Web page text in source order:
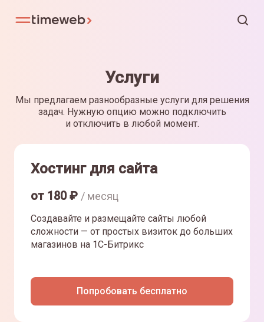
Услуги
Мы предлагаем разнообразные услуги для решения
задач. Нужную опцию можно подключить
и отключить в любой момент.
Хостинг для сайта
от 180₽ / месяц
Создавайте и размещайте сайты любой
сложности — от простых визиток до больших
магазинов на 1С-Битрикс
Попробовать бесплатно